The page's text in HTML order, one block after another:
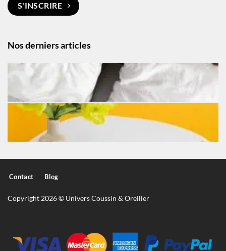
Nos derniers articles
S'INSCRIRE
Contact Blog
Copyright 2026 © Univers Coussin & Oreiller